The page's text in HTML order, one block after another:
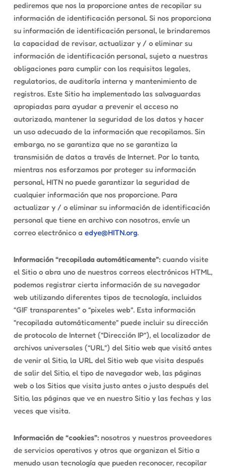
pediremos que nos la proporcione antes de recopilar su
información de identificación personal. Si nos proporciona
su información de identificación personal, le brindaremos
la capacidad de revisar, actualizar y / o eliminar su
información de identificación personal, sujeto a nuestras
obligaciones para cumplir con los requisitos legales,
regulatorios, de auditoría interna y mantenimiento de
registros. Este Sitio ha implementado las salvaguardas
apropiadas para ayudar a prevenir el acceso no
autorizado, mantener la seguridad de los datos y hacer
un uso adecuado de la información que recopilamos. Sin
embargo, no se garantiza que no se garantiza la
transmisión de datos a través de Internet. Por lo tanto,
mientras nos esforzamos por proteger su información
personal, HITN no puede garantizar la seguridad de
cualquier información que nos proporcione. Para
actualizar y / o eliminar su información de identificación
personal que tiene en archivo con nosotros, envíe un
correo electrónico a edye@HITN.org.
Información “recopilada automáticamente”:cuando visite
el Sitio o abra uno de nuestros correos electrónicos HTML,
podemos registrar cierta información de su navegador
web utilizando diferentes tipos de tecnología, incluidos
“GIF transparentes” o “pixeles web”. Esta información
“recopilada automáticamente” puede incluir su dirección
de protocolo de Internet (“Dirección IP”), el localizador de
archivos universales (“URL”) del Sitio web que visitó antes
de venir al Sitio, la URL del Sitio web que visita después
de salir del Sitio, el tipo de navegador web, las páginas
web o los Sitios que visita justo antes o justo después del
Sitio, las páginas que ve en nuestro Sitio y las fechas y las
veces que visita.
Información de “cookies”:nosotros y nuestros proveedores
de servicios operativos y otros que organizan el Sitio a
menudo usan tecnología que pueden reconocer, recopilar